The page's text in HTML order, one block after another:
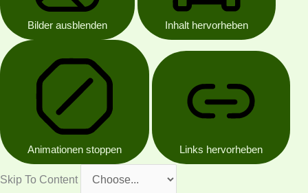
Bilder ausblenden Inhalt hervorheben
Animationen stoppen Links hervorheben
Skip To Content